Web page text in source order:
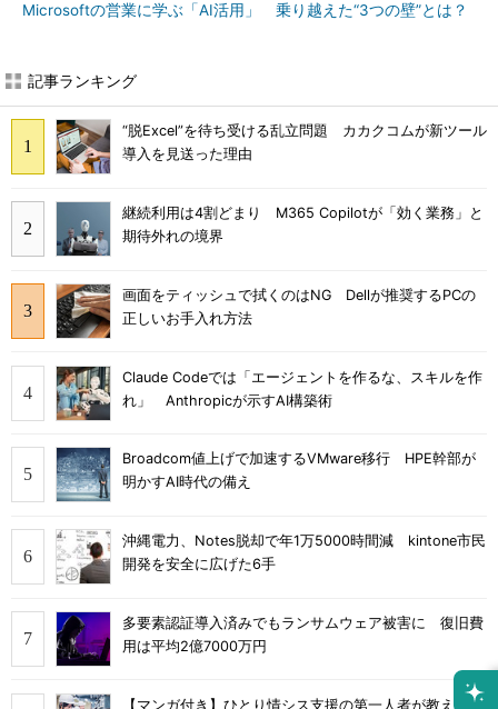
Microsoftの営業に学ぶ「AI活用」 乗り越えた“3つの壁”とは？
記事ランキング
“脱Excel”を待ち受ける乱立問題 カカクコムが新ツール
導入を見送った理由
継続利用は4割どまり M365 Copilotが「効く業務」と
期待外れの境界
画面をティッシュで拭くのはNG Dellが推奨するPCの
正しいお手入れ方法
Claude Codeでは「エージェントを作るな、スキルを作
れ」 Anthropicが示すAI構築術
Broadcom値上げで加速するVMware移行 HPE幹部が
明かすAI時代の備え
沖縄電力、Notes脱却で年1万5000時間減 kintone市民
開発を安全に広げた6手
多要素認証導入済みでもランサムウェア被害に 復旧費
用は平均2億7000万円
【マンガ付き】ひとり情シス支援の第一人者が教え